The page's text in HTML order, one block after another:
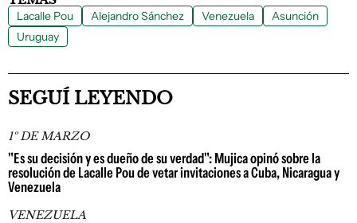
Lacalle Pou Alejandro Sánchez Venezuela
Asunción
Uruguay
SEGUÍ LEYENDO
1º DE MARZO
"Es su decisión y es dueño de su verdad": Mujica opinó sobre la
resolución de Lacalle Pou de vetar invitaciones a Cuba, Nicaragua y
Venezuela
VENEZUELA